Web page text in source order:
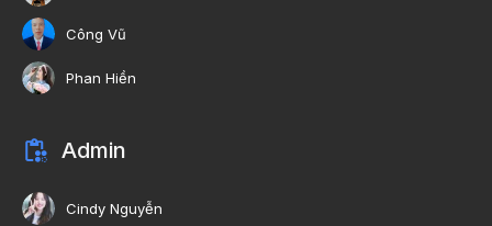
Công Vũ
Phan Hiền
Admin
Cindy Nguyễn